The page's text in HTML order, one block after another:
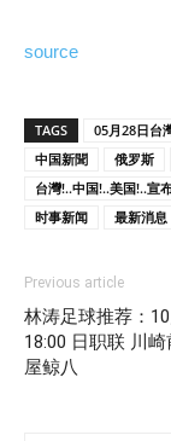
source
TAGS 05月28日台
中国新聞
俄罗斯
台灣!..中国!..美国!..宣
时事新闻
最新消息
Previous article
林涛足球推荐：
18:00 日职联 川
屋鲸八